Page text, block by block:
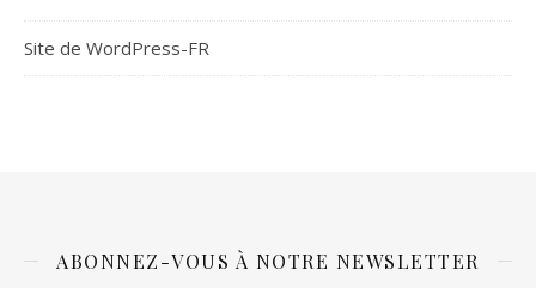
Site de WordPress-FR
ABONNEZ-VOUS À NOTRE NEWSLETTER